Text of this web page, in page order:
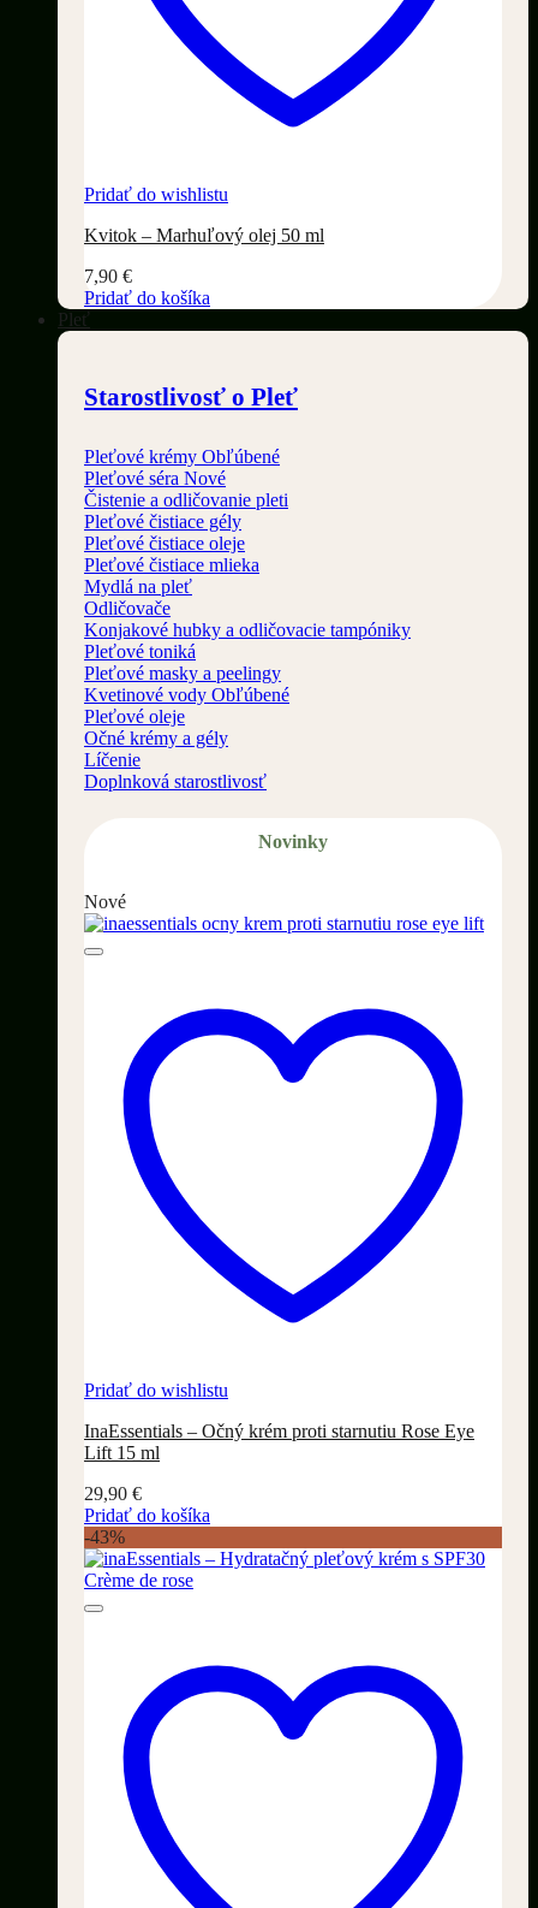
Pridať do wishlistu
Kvitok – Marhuľový olej 50 ml
7,90 €
Pridať do košíka
Pleť
Starostlivosť o Pleť
Pleťové krémy
Pleťové séra
Čistenie a odličovanie pleti
Pleťové čistiace gély
Pleťové čistiace oleje
Pleťové čistiace mlieka
Mydlá na pleť
Odličovače
Konjakové hubky a odličovacie tampóniky
Pleťové toniká
Pleťové masky a peelingy
Kvetinové vody
Pleťové oleje
Očné krémy a gély
Líčenie
Doplnková starostlivosť
Novinky
Nové
Pridať do wishlistu
InaEssentials – Očný krém proti starnutiu Rose Eye
Lift 15 ml
29,90 €
Pridať do košíka
-43%